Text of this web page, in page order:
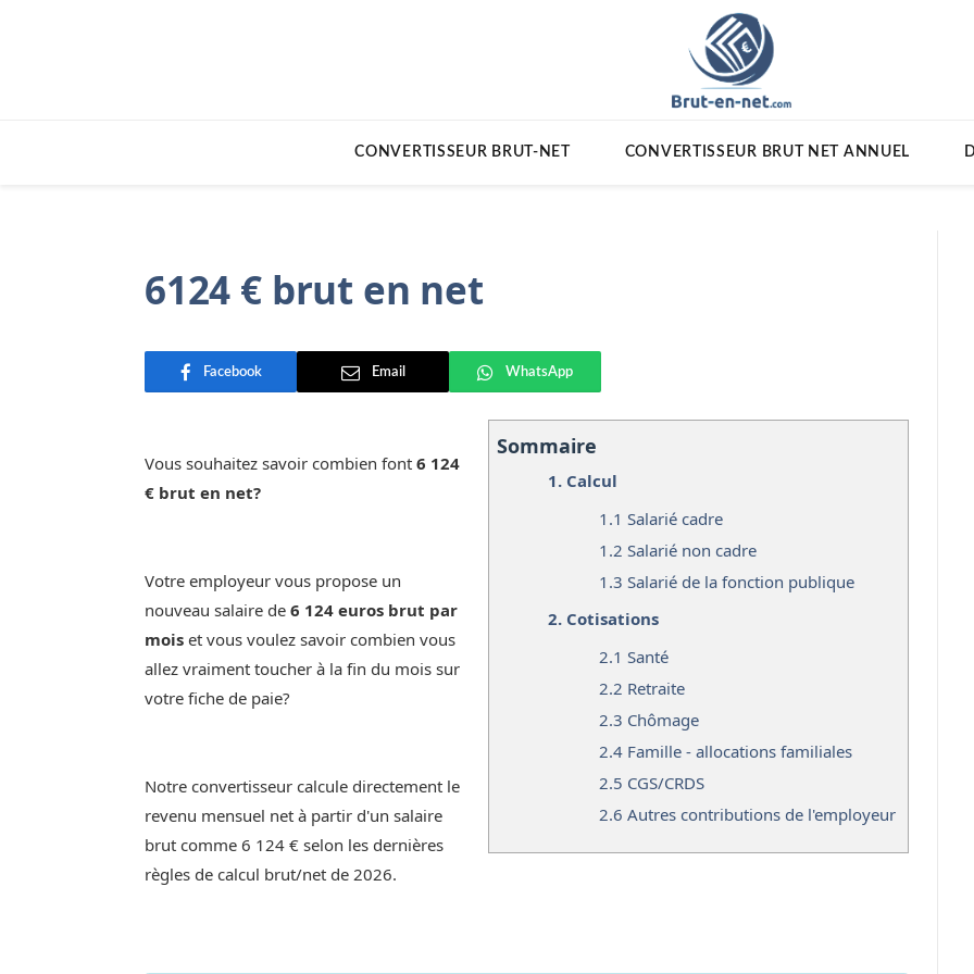
CONVERTISSEUR BRUT-NET CONVERTISSEUR BRUT NET ANNUEL
6124 € brut en net
Facebook Email WhatsApp
Sommaire
1. Calcul
1.1 Salarié cadre
1.2 Salarié non cadre
1.3 Salarié de la fonction publique
2. Cotisations
2.1 Santé
2.2 Retraite
2.3 Chômage
2.4 Famille - allocations familiales
2.5 CGS/CRDS
2.6 Autres contributions de l'employeur
Vous souhaitez savoir combien font 6 124
€ brut en net?
Votre employeur vous propose un
nouveau salaire de 6 124 euros brut par
mois et vous voulez savoir combien vous
allez vraiment toucher à la fin du mois sur
votre fiche de paie?
Notre convertisseur calcule directement le
revenu mensuel net à partir d'un salaire
brut comme 6 124 € selon les dernières
règles de calcul brut/net de 2026.